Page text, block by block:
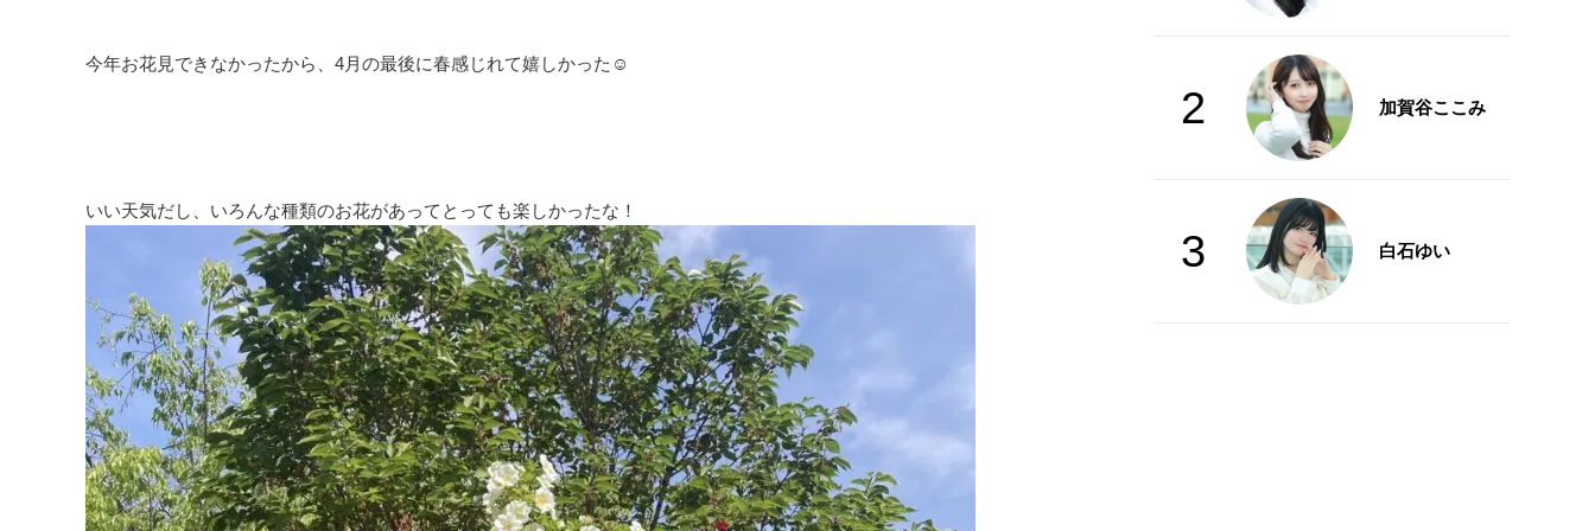
今年お花見できなかったから、4月の最後に春感じれて嬉しかった☺️
いい天気だし、いろんな種類のお花があってとっても楽しかったな！
2 加賀谷ここみ
3 白石ゆい